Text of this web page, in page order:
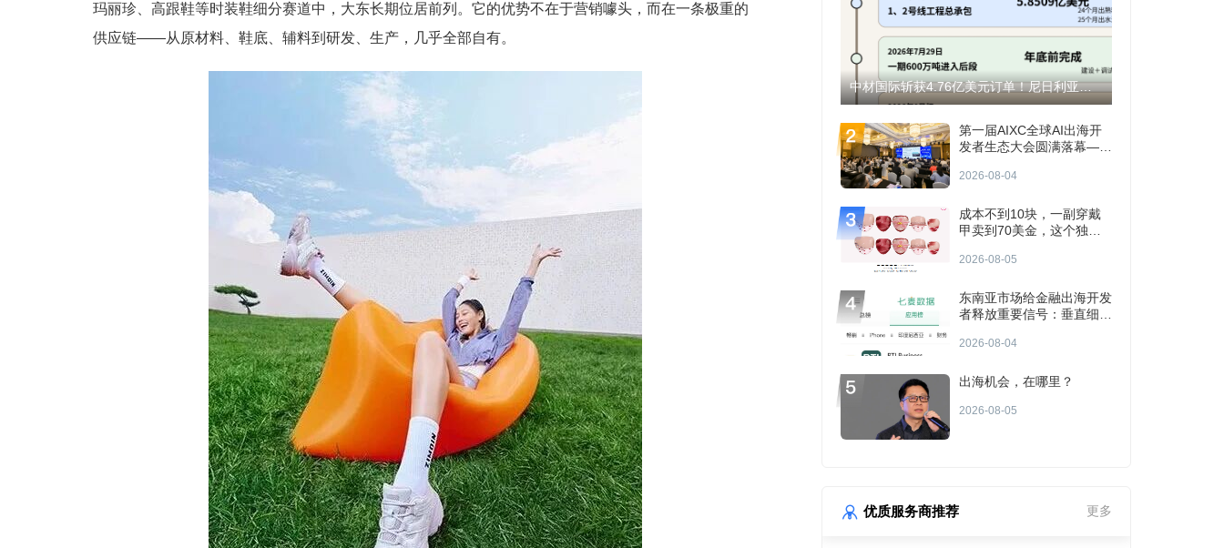
玛丽珍、高跟鞋等时装鞋细分赛道中，大东长期位居前列。它的优势不在于营销噱头，而在一条极重的
供应链——从原材料、鞋底、辅料到研发、生产，几乎全部自有。
中材国际斩获4.76亿美元订单！尼日利亚伊托里水泥产能将翻倍至1200万吨！
第一届AIXC全球AI出海开
发者生态大会圆满落幕——
2026-08-04
成本不到10块，一副穿戴
甲卖到70美金，这个独立
2026-08-05
东南亚市场给金融出海开发
者释放重要信号：垂直细分
点？
2026-08-04
出海机会，在哪里？
2026-08-05
优质服务商推荐 更多